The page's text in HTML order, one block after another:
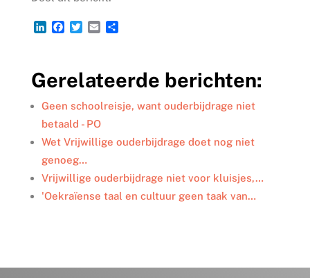
L
e
d
I
n
F
b
o
o
k
T
t
e
r
E
l
D
n
Gerelateerde berichten:
Geen schoolreisje, want ouderbijdrage niet
betaald - PO
Wet Vrijwillige ouderbijdrage doet nog niet
genoeg…
Vrijwillige ouderbijdrage niet voor kluisjes,…
'Oekraïense taal en cultuur geen taak van…